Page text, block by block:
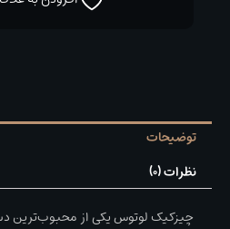
توضیحات
نظرات (0)
چیزکیک لوتوس یکی از محبوب‌ترین